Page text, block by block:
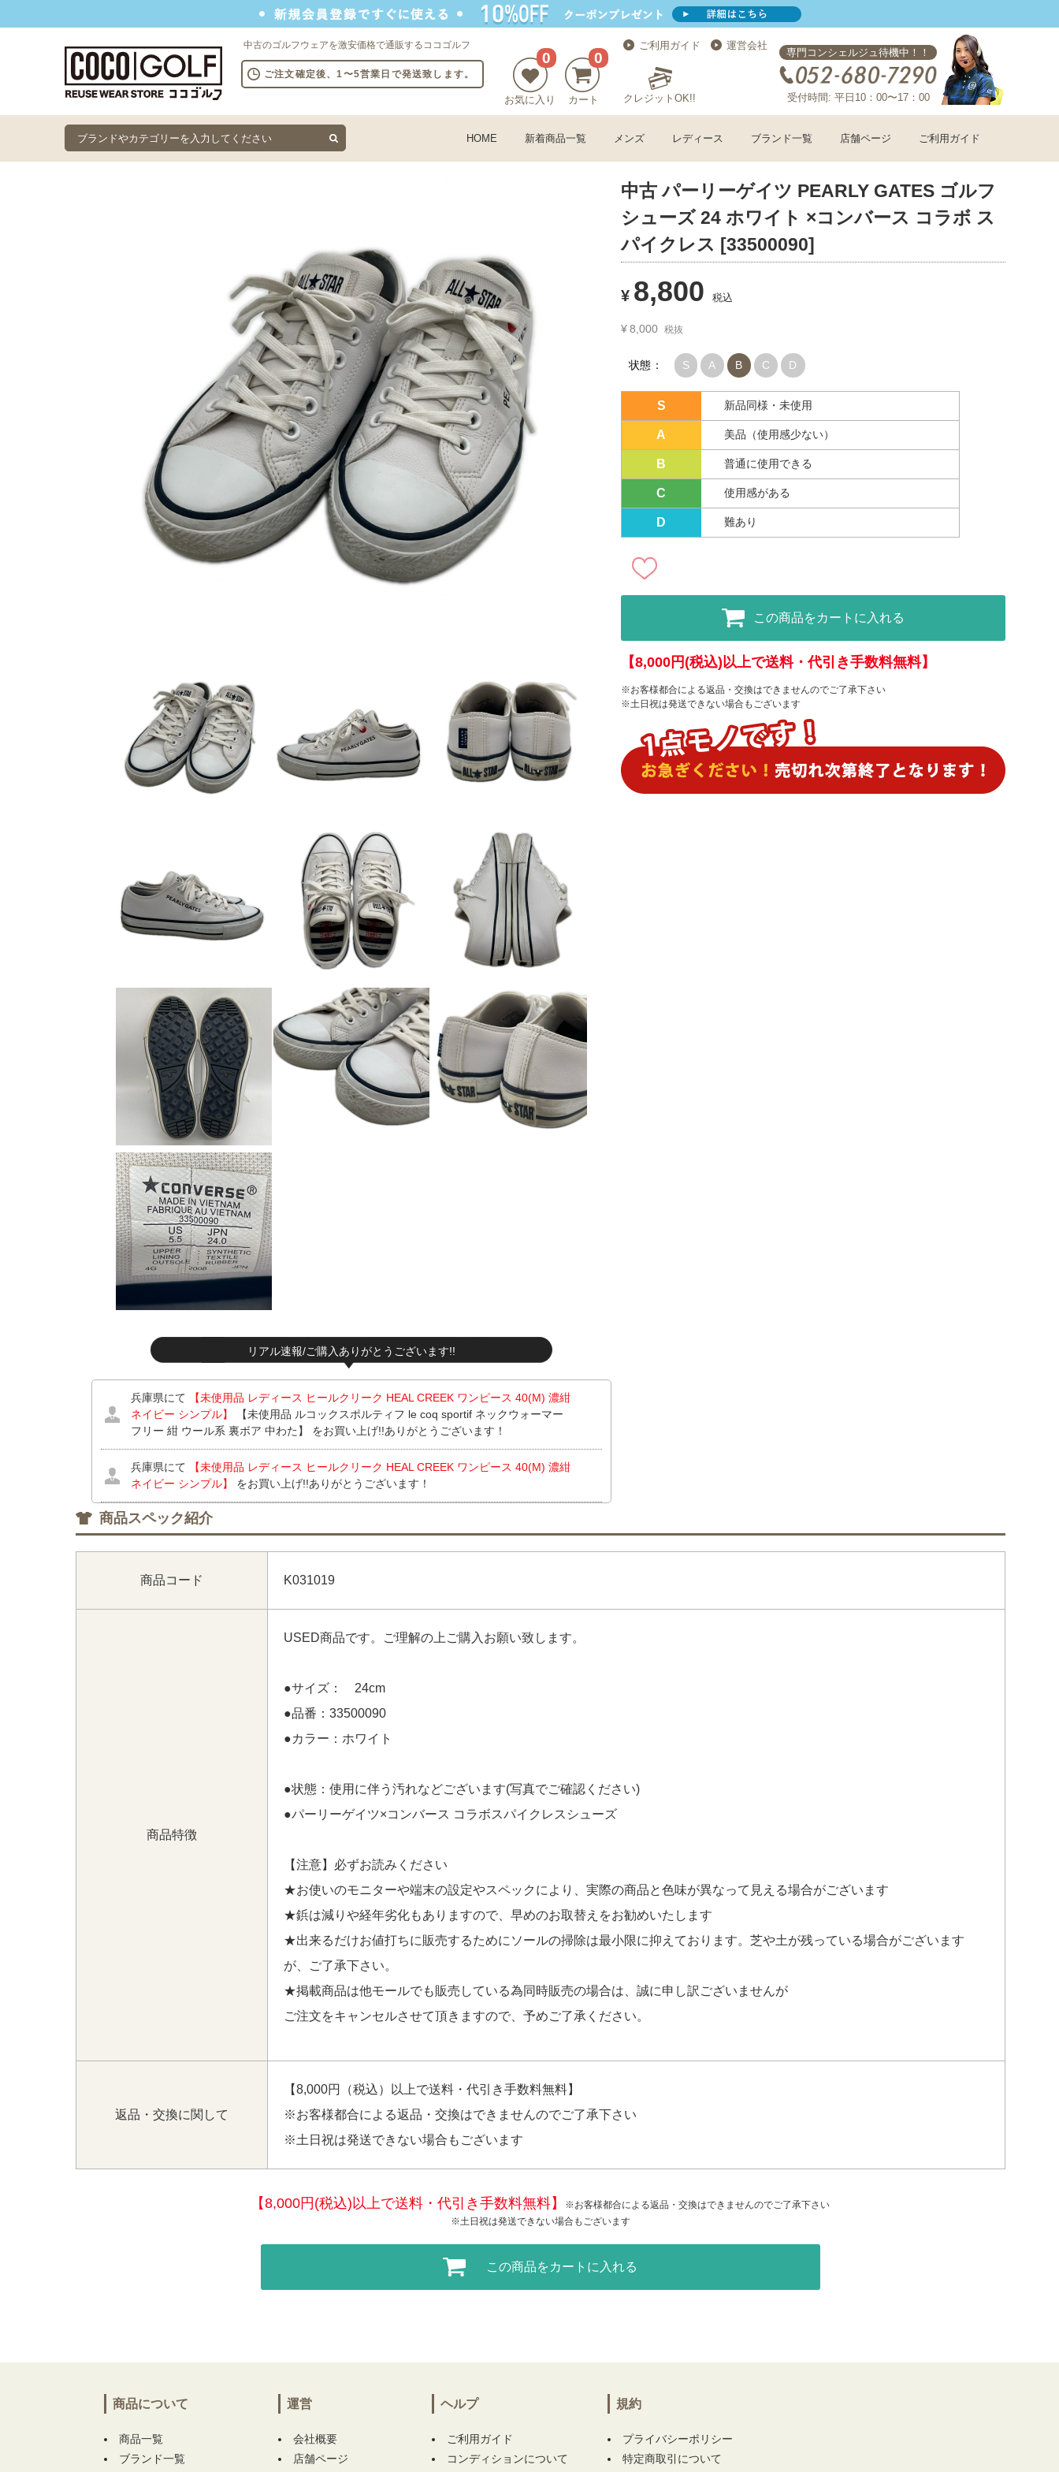
中古のゴルフウェアを激安価格で通販するココゴルフ
ご注文確定後、1〜5営業日で発送致します。
0
お気に入り
0
カート
ご利用ガイド 運営会社
クレジットOK!!
専門コンシェルジュ待機中！！
受付時間: 平日10：00〜17：00
HOME 新着商品一覧 メンズ レディース ブランド一覧 店舗ページ ご利用ガイド
リアル速報/ご購入ありがとうございます!!
兵庫県にて 【未使用品 レディース ヒールクリーク HEAL CREEK ワンピース 40(M) 濃紺
ネイビー シンプル】
【未使用品 ルコックスポルティフ le coq sportif ネックウォーマー
フリー 紺 ウール系 裏ボア 中わた】 をお買い上げ!!ありがとうございます！
兵庫県にて 【未使用品 レディース ヒールクリーク HEAL CREEK ワンピース 40(M) 濃紺
ネイビー シンプル】
をお買い上げ!!ありがとうございます！
兵庫県にて【未使用品 レディース ヒールクリーク HEAL CREEK ワンピース 40(M) 濃紺
ネイビー シンプル】をお買い上げ!!ありがとうございます！
京都府にて
【中古 メンズ ピン PING ハーフパンツ L 青系 ブルー シアサッカー ストライ
プ】【中古 メンズ ピン PING パンツ L 黒 ブラック シンプル ストレッチ】 【中古 メン
【中古 レディース アディダスゴルフ adidas GOLF セットアップ S 黒 ブラッ
GOLF 半袖ポロシャツ S 白×黒 ホワイト×ブラック ストレッチ】 【中古 レディース シー
【中古 レディース アディダスゴルフ adidas GOLF セットアップ S ブルー 青 訳あり上下
サイズ違い】 【中古 レディース デサントゴルフ DESCENTE GOLF スカート SS 紺×青
系 一体型インナーパンツ 小さい】 をお買い上げ!!ありがとうございます！
中古 パーリーゲイツ PEARLY GATES ゴルフ
シューズ 24 ホワイト ×コンバース コラボ ス
パイクレス [33500090]
¥ 8,800 税込
¥ 8,000 税抜
状態： S A B C D
S 新品同様・未使用
A 美品（使用感少ない）
B 普通に使用できる
C 使用感がある
D 難あり
この商品をカートに入れる
【8,000円(税込)以上で送料・代引き手数料無料】
※お客様都合による返品・交換はできませんのでご了承下さい
※土日祝は発送できない場合もございます
商品スペック紹介
商品コード K031019
商品特徴
USED商品です。ご理解の上ご購入お願い致します。
●サイズ： 24cm
●品番：33500090
●カラー：ホワイト
●状態：使用に伴う汚れなどございます(写真でご確認ください)
●パーリーゲイツ×コンバース コラボスパイクレスシューズ
【注意】必ずお読みください
★お使いのモニターや端末の設定やスペックにより、実際の商品と色味が異なって見える場合がございます
★鋲は減りや経年劣化もありますので、早めのお取替えをお勧めいたします
★出来るだけお値打ちに販売するためにソールの掃除は最小限に抑えております。芝や土が残っている場合がございます
が、ご了承下さい。
★掲載商品は他モールでも販売している為同時販売の場合は、誠に申し訳ございませんが
ご注文をキャンセルさせて頂きますので、予めご了承ください。
返品・交換に関して
【8,000円（税込）以上で送料・代引き手数料無料】
※お客様都合による返品・交換はできませんのでご了承下さい
※土日祝は発送できない場合もございます
【8,000円(税込)以上で送料・代引き手数料無料】
※お客様都合による返品・交換はできませんのでご了承下さい
※土日祝は発送できない場合もございます
この商品をカートに入れる
商品について
商品一覧
ブランド一覧
運営
会社概要
店舗ページ
ヘルプ
ご利用ガイド
コンディションについて
規約
プライバシーポリシー
特定商取引について